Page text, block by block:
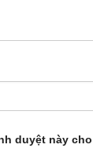
duyệt này